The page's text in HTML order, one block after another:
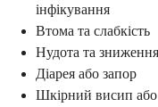
інфікування
Втома та слабкість
Нудота та
Діарея або запор
Шкірний висип або